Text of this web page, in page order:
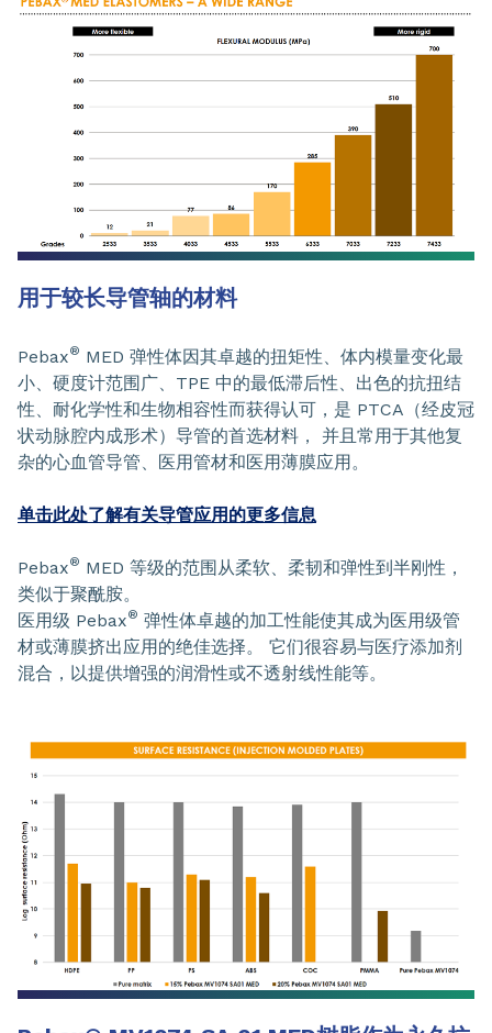
用于较长导管轴的材料
Pebax® MED 弹性体因其卓越的扭矩性、体内模量变化最
小、硬度计范围广、TPE 中的最低滞后性、出色的抗扭结
性、耐化学性和生物相容性而获得认可，是 PTCA（经皮冠
状动脉腔内成形术）导管的首选材料， 并且常用于其他复
杂的心血管导管、医用管材和医用薄膜应用。
单击此处了解有关导管应用的更多信息
Pebax® MED 等级的范围从柔软、柔韧和弹性到半刚性，
类似于聚酰胺。
医用级 Pebax® 弹性体卓越的加工性能使其成为医用级管
材或薄膜挤出应用的绝佳选择。 它们很容易与医疗添加剂
混合，以提供增强的润滑性或不透射线性能等。